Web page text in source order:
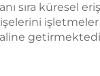
sıra küresel